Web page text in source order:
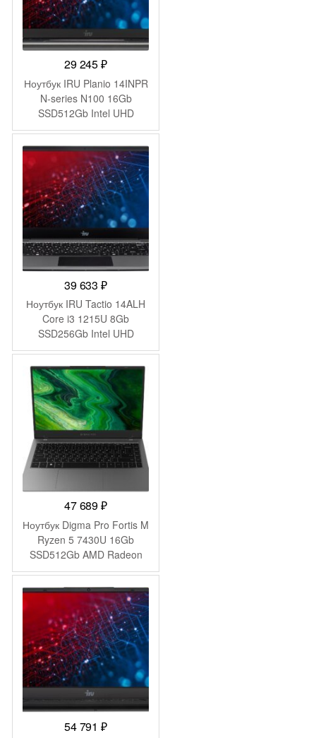
29 245₽
Ноутбук IRU Planio 14INPR
N-series N100 16Gb
SSD512Gb Intel UHD
Graphics 14″ IPS FHD
(1920×1080) FreeDOS grey
WiFi BT Cam 5000mAh
(2078487)
39 633₽
Ноутбук IRU Tactio 14ALH
Core i3 1215U 8Gb
SSD256Gb Intel UHD
Graphics 14″ IPS FHD
(1920×1080) Windows 11
Pro Multi Language 64 grey
WiFi BT Cam 4000mAh
(2059058)
47 689₽
Ноутбук Digma Pro Fortis M
Ryzen 5 7430U 16Gb
SSD512Gb AMD Radeon
Graphics 14.1″ IPS FHD
(1920×1080) Windows 11
Pro grey WiFi BT Cam
4250mAh (DN14R5-
ADXW01)
54 791₽